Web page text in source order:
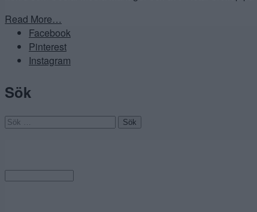
Read More…
Facebook
Pinterest
Instagram
Sök
Sök
Arkiv